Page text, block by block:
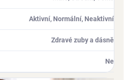
Aktivní, Normální, Neaktivní
Zdravé zuby a dásně
Ne